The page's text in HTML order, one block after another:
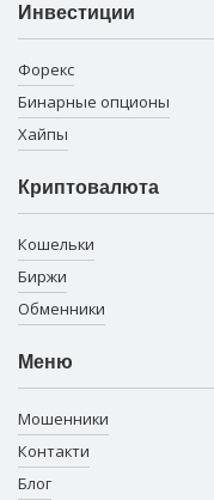
Инвестиции
Форекс
Бинарные опционы
Хайпы
Криптовалюта
Кошельки
Биржи
Обменники
Меню
Мошенники
Контакти
Блог